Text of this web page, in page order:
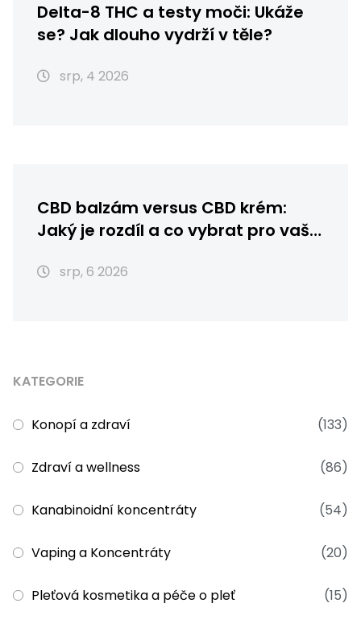
Delta-8 THC a testy moči: Ukáže
se? Jak dlouho vydrží v těle?
srp, 4 2026
CBD balzám versus CBD krém:
Jaký je rozdíl a co vybrat pro vaši
srp, 6 2026
KATEGORIE
Konopí a zdraví (133)
Zdraví a wellness (86)
Kanabinoidní koncentráty (54)
Vaping a Koncentráty (20)
Pleťová kosmetika a péče o pleť (15)